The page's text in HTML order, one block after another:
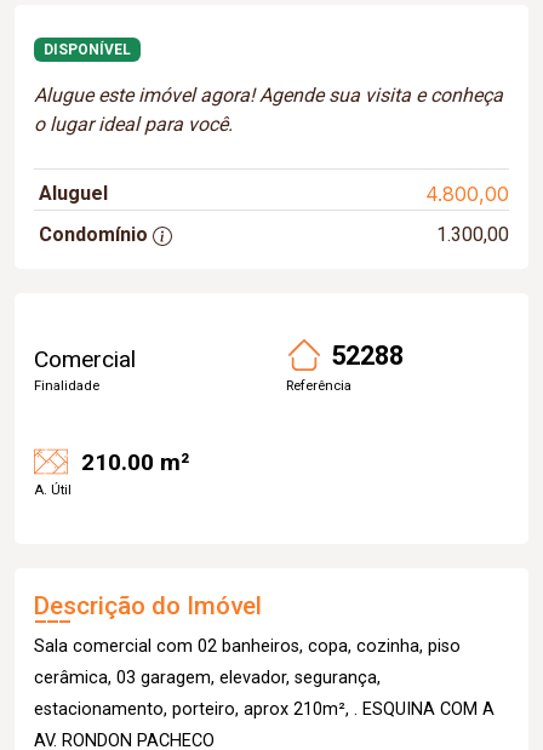
DISPONÍVEL
Alugue este imóvel agora! Agende sua visita e conheça
o lugar ideal para você.
Aluguel 4.800,00
Condomínio 1.300,00
Comercial
Finalidade
52288
Referência
210.00 m²
A. Útil
Descrição do Imóvel
Sala comercial com 02 banheiros, copa, cozinha, piso
cerâmica, 03 garagem, elevador, segurança,
estacionamento, porteiro, aprox 210m², . ESQUINA COM A
AV. RONDON PACHECO